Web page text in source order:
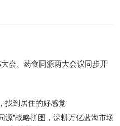
会、药食同源两大会议同步开
找到居住的好感觉
源”战略拼图，深耕万亿蓝海市场